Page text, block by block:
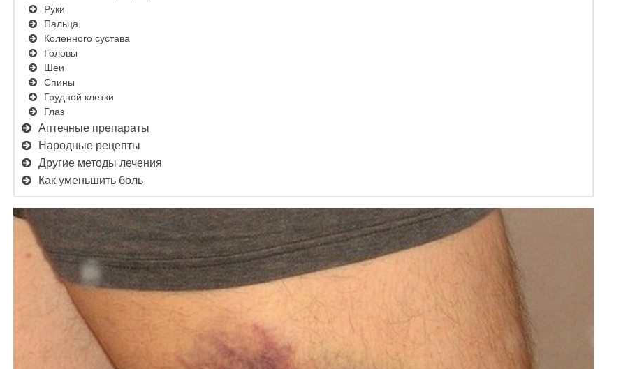
Руки
Пальца
Коленного сустава
Головы
Шеи
Спины
Грудной клетки
Глаз
Аптечные препараты
Народные рецепты
Другие методы лечения
Как уменьшить боль